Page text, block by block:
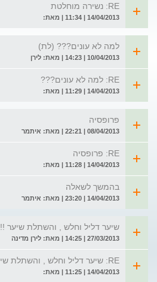
RE: נשירה מוחלטת
14/04/2013 | 11:34 | מאת:
למה לא עונים??? (לת)
10/04/2013 | 14:23 | מאת: לירן
RE: למה לא עונים???
14/04/2013 | 11:29 | מאת:
פרופסיה
08/04/2013 | 22:21 | מאת: איתמר
RE: פרופסיה
14/04/2013 | 11:28 | מאת:
בהמשך לשאלה
14/04/2013 | 23:20 | מאת: איתמר
שיער דליל וחלש , והשתלת שיער !!
27/03/2013 | 14:25 | מאת: לירן מדינה
RE: שיער דליל וחלש , והשתלת שיער !!
14/04/2013 | 11:25 | מאת: